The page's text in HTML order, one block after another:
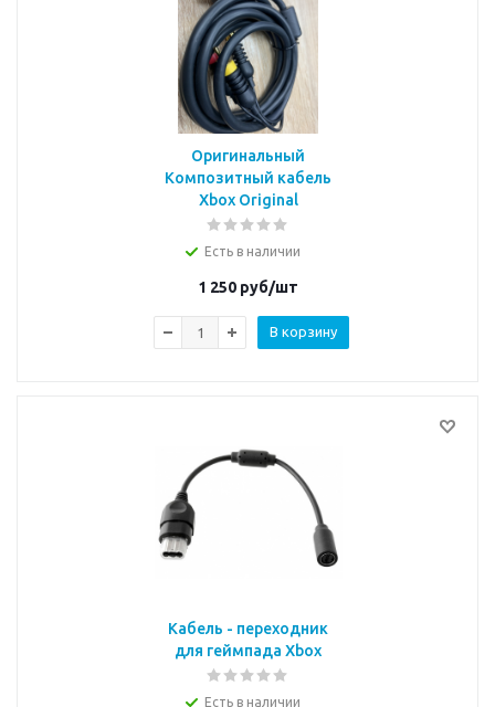
Оригинальный
Композитный кабель
Xbox Original
Есть в наличии
1 250 руб/шт
В корзину
Кабель - переходник
для геймпада Xbox
Original
Есть в наличии